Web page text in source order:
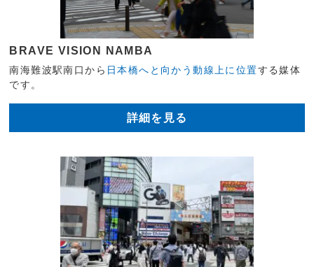
BRAVE VISION NAMBA
南海難波駅南口から 日本橋へと向かう動線上に位置する媒体
です。
詳細を見る